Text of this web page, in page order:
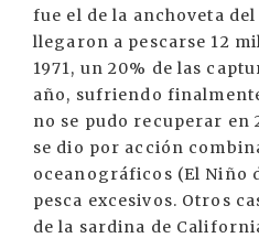
fue el de la anchoveta
llegaron a pescarse 12
1971, un 20% de las
año, sufriendo
no se pudo recuperar en
se dio por acción
oceanográficos (El Niño
pesca excesivos. Otros
de la sardina de